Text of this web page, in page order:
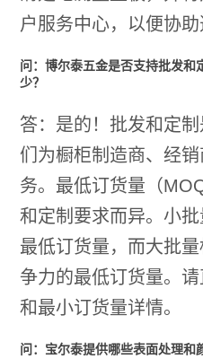
户服务中心，以便协助
问：博尔泰五金是否支持批发
少？
答：是的！批发和定
们为橱柜制造商、经
务。最低订货量（
和定制要求而异。小
最低订货量，而大批
争力的最低订货量。
和最小订货量详情。
问：宝尔泰提供哪些表面处理和